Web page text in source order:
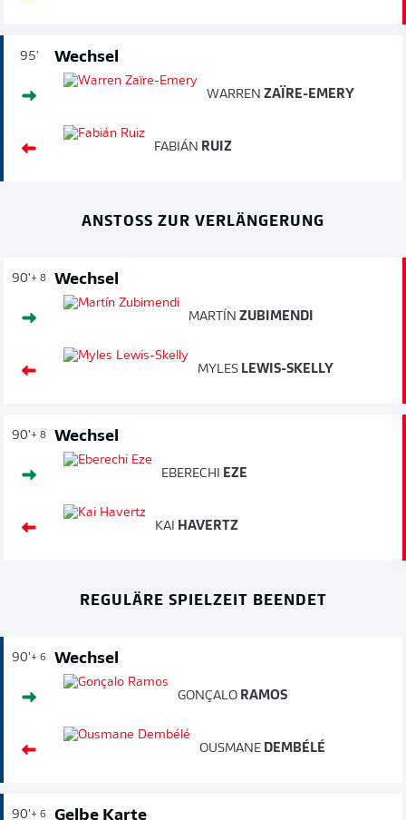
95' Wechsel
WARREN ZAÏRE-EMERY
FABIÁN RUIZ
ANSTOSS ZUR VERLÄNGERUNG
90'+ 8 Wechsel
MARTÍN ZUBIMENDI
MYLES LEWIS-SKELLY
90'+ 8 Wechsel
EBERECHI EZE
KAI HAVERTZ
REGULÄRE SPIELZEIT BEENDET
90'+ 6 Wechsel
GONÇALO RAMOS
OUSMANE DEMBÉLÉ
90'+ 6 Gelbe Karte